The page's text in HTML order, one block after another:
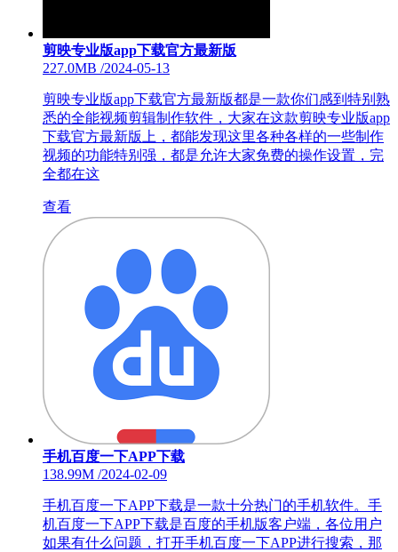
剪映专业版app下载官方最新版
227.0MB /2024-05-13
剪映专业版app下载官方最新版都是一款你们感到特别熟
悉的全能视频剪辑制作软件，大家在这款剪映专业版app
下载官方最新版上，都能发现这里各种各样的一些制作
视频的功能特别强，都是允许大家免费的操作设置，完
全都在这
查看
手机百度一下APP下载
138.99M /2024-02-09
手机百度一下APP下载是一款十分热门的手机软件。手
机百度一下APP下载是百度的手机版客户端，各位用户
如果有什么问题，打开手机百度一下APP进行搜索，那